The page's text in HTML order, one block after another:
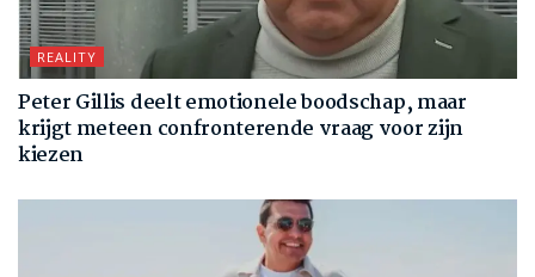
REALITY
Peter Gillis deelt emotionele boodschap, maar
krijgt meteen confronterende vraag voor zijn
kiezen